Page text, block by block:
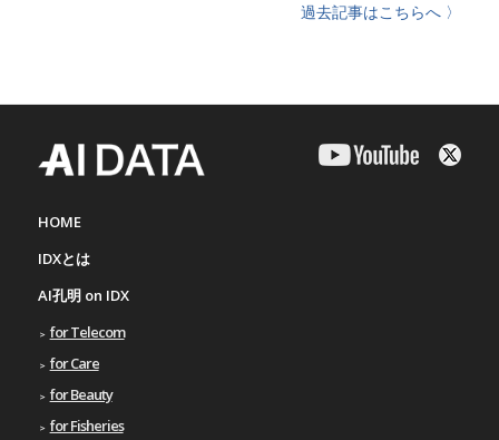
過去記事はこちらへ 〉
HOME
IDXとは
AI孔明 on IDX
for Telecom
for Care
for Beauty
for Fisheries